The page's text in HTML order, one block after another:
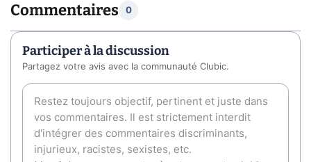
Commentaires 0
Participer à la discussion
Partagez votre avis avec la communauté Clubic.